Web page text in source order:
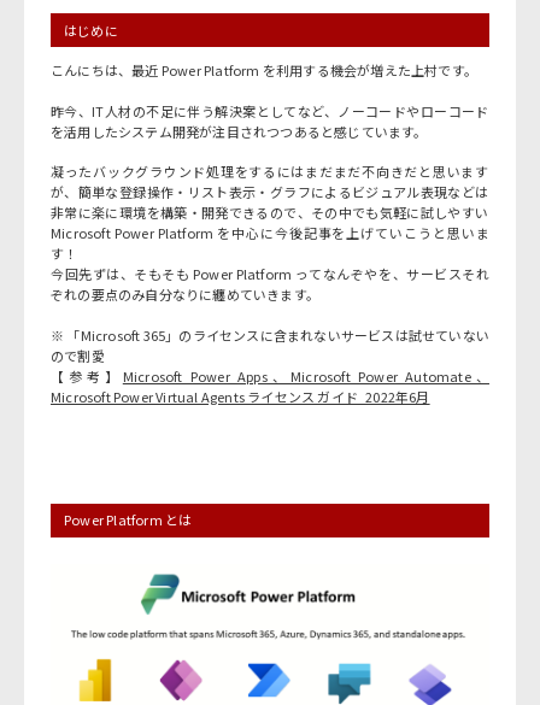
はじめに
こんにちは、最近 Power Platform を利用する機会が増えた上村です。
昨今、IT人材の不足に伴う解決案としてなど、ノーコードやローコード
を活用したシステム開発が注目されつつあると感じています。
凝ったバックグラウンド処理をするにはまだまだ不向きだと思います
が、簡単な登録操作・リスト表示・グラフによるビジュアル表現などは
非常に楽に環境を構築・開発できるので、その中でも気軽に試しやすい
Microsoft Power Platform を中心に今後記事を上げていこうと思いま
す！
今回先ずは、そもそも Power Platform ってなんぞやを、サービスそれ
ぞれの要点のみ自分なりに纏めていきます。
※ 「Microsoft 365」のライセンスに含まれないサービスは試せていない
ので割愛
【参考】 Microsoft Power Apps、Microsoft Power Automate、
Microsoft Power Virtual Agents ライセンス ガイド_2022年6月
Power Platform とは